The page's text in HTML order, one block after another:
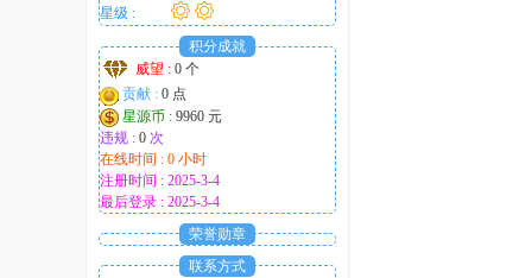
星级 :
积分成就
威望 : 0 个
贡献 : 0 点
星源币 : 9960 元
违规 : 0 次
在线时间 : 0 小时
注册时间 : 2025-3-4
最后登录 : 2025-3-4
荣誉勋章
联系方式